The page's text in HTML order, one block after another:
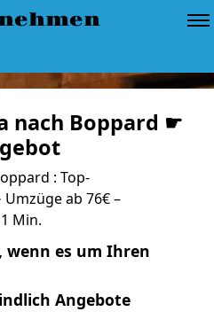
nach Boppard ☛
: Top-
ab 76€ –
Min.
es um Ihren
Angebote